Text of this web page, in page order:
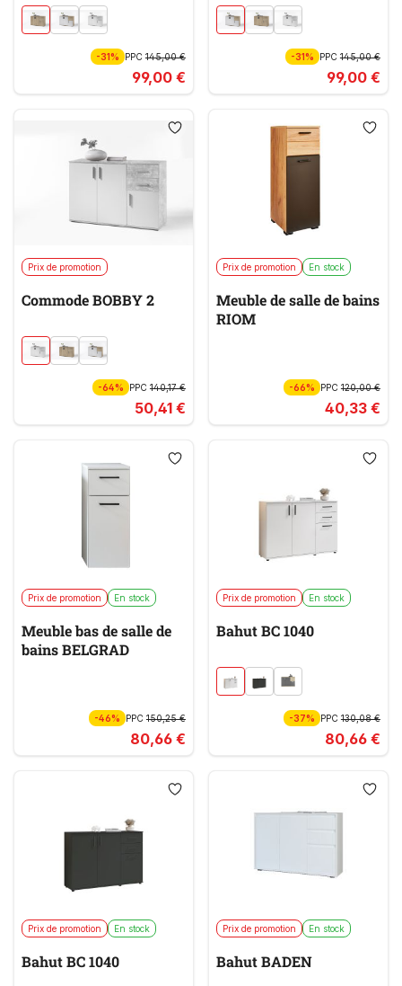
-31% PPC 145,00 €
99,00 €
-31% PPC145,00 €
99,00 €
Prix de promotion
Commode BOBBY 2
-64% PPC 140,17 €
50,41 €
Prix de promotion En stock
Meuble de salle de bains
RIOM
-66% PPC120,00 €
40,33 €
Prix de promotion En stock
Meuble bas de salle de
bains BELGRAD
-46% PPC 150,25 €
80,66 €
Prix de promotion En stock
Bahut BC 1040
-37% PPC130,08 €
80,66 €
Prix de promotion En stock
Bahut BC 1040
Prix de promotion En stock
Bahut BADEN